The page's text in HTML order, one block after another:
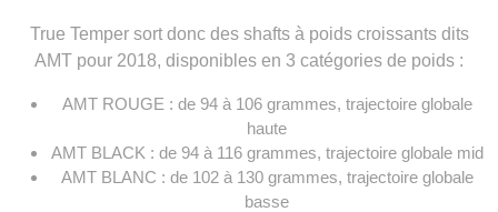
True Temper sort donc des shafts à poids croissants dits
AMT pour 2018, disponibles en 3 catégories de poids :
AMT ROUGE : de 94 à 106 grammes, trajectoire globale
haute
AMT BLACK : de 94 à 116 grammes, trajectoire globale mid
AMT BLANC : de 102 à 130 grammes, trajectoire globale
basse